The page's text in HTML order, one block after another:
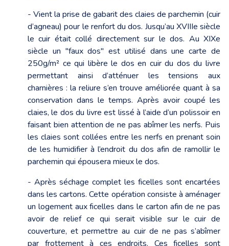
- Vient la prise de gabarit des claies de parchemin (cuir
d’agneau) pour le renfort du dos. Jusqu’au XVIIIe siècle
le cuir était collé directement sur le dos. Au XIXe
siècle un "faux dos" est utilisé dans une carte de
250g/m² ce qui libère le dos en cuir du dos du livre
permettant ainsi d’atténuer les tensions aux
charnières : la reliure s’en trouve améliorée quant à sa
conservation dans le temps. Après avoir coupé les
claies, le dos du livre est lissé à l’aide d’un polissoir en
faisant bien attention de ne pas abîmer les nerfs. Puis
les claies sont collées entre les nerfs en prenant soin
de les humidifier à l’endroit du dos afin de ramollir le
parchemin qui épousera mieux le dos.
- Après séchage complet les ficelles sont encartées
dans les cartons. Cette opération consiste à aménager
un logement aux ficelles dans le carton afin de ne pas
avoir de relief ce qui serait visible sur le cuir de
couverture, et permettre au cuir de ne pas s’abîmer
par frottement à ces endroits. Ces ficelles sont